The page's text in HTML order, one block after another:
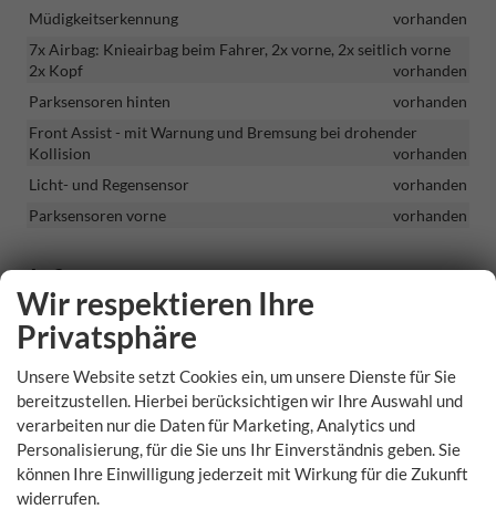
Müdigkeitserkennung
vorhanden
7x Airbag: Knieairbag beim Fahrer, 2x vorne, 2x seitlich vorne
2x Kopf
vorhanden
Parksensoren hinten
vorhanden
Front Assist - mit Warnung und Bremsung bei drohender
Kollision
vorhanden
Licht- und Regensensor
vorhanden
Parksensoren vorne
vorhanden
Außen
Sportline Exterieur - Stoßfänger vorn und hinten und
Einstiegsleisten in Wagenfarbe lackiert
Versenkbare Scheinwerferwaschanlage
vorhanden
FULL LED MATRIX Scheinwerfer mit AFS
vorhanden
Elektrische Heckklappe mit virtuellem Pedal
vorhanden
Fensterleisten - schwarz glänzend
vorhanden
Wir respektieren Ihre
Privatsphäre
Unsere Website setzt Cookies ein, um unsere Dienste für Sie
bereitzustellen. Hierbei berücksichtigen wir Ihre Auswahl und
verarbeiten nur die Daten für Marketing, Analytics und
Personalisierung, für die Sie uns Ihr Einverständnis geben. Sie
können Ihre Einwilligung jederzeit mit Wirkung für die Zukunft
widerrufen.